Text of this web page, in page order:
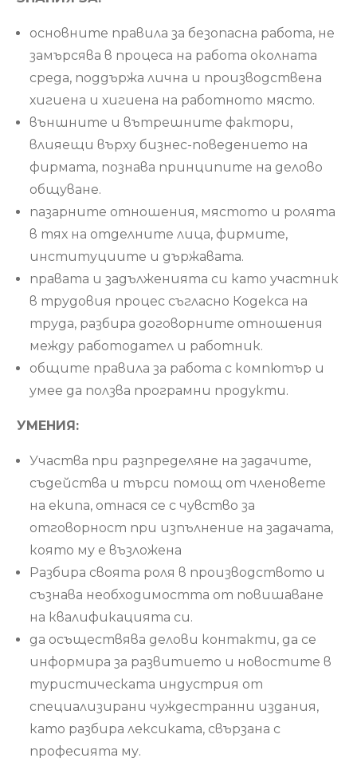
основните правила за безопасна работа, не
замърсява в процеса на работа околната
среда, поддържа лична и производствена
хигиена и хигиена на работното място.
външните и вътрешните фактори,
влияещи върху бизнес-поведението на
фирмата, познава принципите на делово
общуване.
пазарните отношения, мястото и ролята
в тях на отделните лица, фирмите,
институциите и държавата.
правата и задълженията си като участник
в трудовия процес съгласно Кодекса на
труда, разбира договорните отношения
между работодател и работник.
общите правила за работа с компютър и
умее да ползва програмни продукти.
УМЕНИЯ:
Участва при разпределяне на задачите,
съдейства и търси помощ от членовете
на екипа, отнася се с чувство за
отговорност при изпълнение на задачата,
която му е възложена
Разбира своята роля в производството и
съзнава необходимостта от повишаване
на квалификацията си.
да осъществява делови контакти, да се
информира за развитието и новостите в
туристическата индустрия от
специализирани чуждестранни издания,
като разбира лексиката, свързана с
професията му.